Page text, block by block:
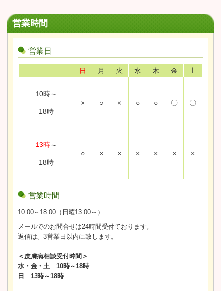
営業時間
営業日
日 月 火 水 木 金 土
10時～
18時
× ○ × ○ ○ 〇 〇
13時～
18時
○ × × × × × ×
営業時間
10:00～18:00（日曜13:00～）
メールでのお問合せは24時間受付ております。
返信は、3営業日以内に致します。
＜皮膚病相談受付時間＞
水・金・土 10時～18時
日 13時～18時